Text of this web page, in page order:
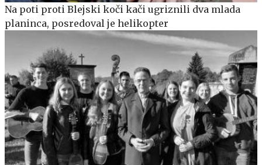
Na poti proti Blejski koči kači ugriznili dva mlada
planinca, posredoval je helikopter